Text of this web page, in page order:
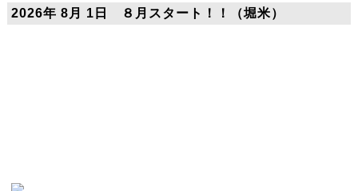
2026年 8月 1日 ８月スタート！！（堀米）